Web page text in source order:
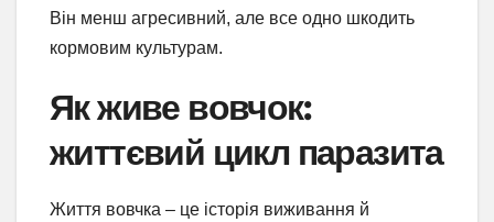
Він менш агресивний, але все одно шкодить
кормовим культурам.
Як живе вовчок:
життєвий цикл паразита
Життя вовчка – це історія виживання й